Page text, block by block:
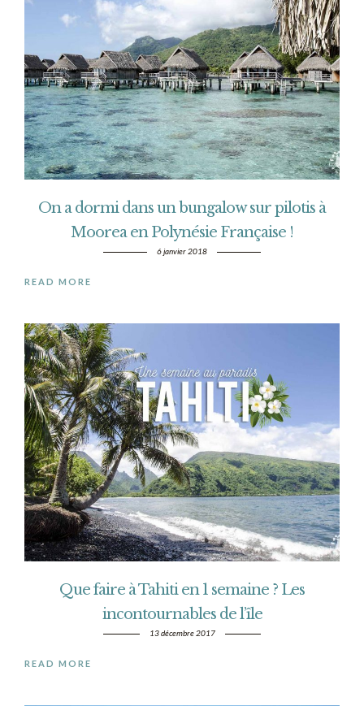
On a dormi dans un bungalow sur pilotis à
Moorea en Polynésie Française !
6 janvier 2018
READ MORE
Que faire à Tahiti en 1 semaine ? Les
incontournables de l’île
13 décembre 2017
READ MORE